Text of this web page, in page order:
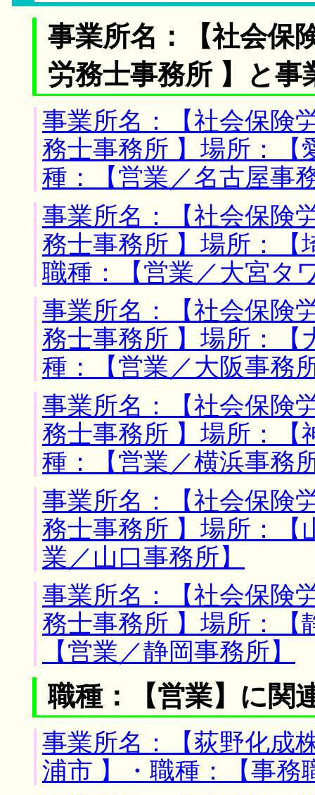
事業所名：【社会保
労務士事務所 】と
事業所名：【社会保険
務士事務所 】場所：【
種：【営業／名古屋事
事業所名：【社会保険
務士事務所 】場所：【
職種：【営業／大宮タ
事業所名：【社会保険
務士事務所 】場所：【
種：【営業／大阪事務
事業所名：【社会保険
務士事務所 】場所：【
種：【営業／横浜事務
事業所名：【社会保険
務士事務所 】場所：【
業／山口事務所】
事業所名：【社会保険
務士事務所 】場所：【
【営業／静岡事務所】
職種：【営業】に関
事業所名：【荻野化成
浦市 】・職種：【事務